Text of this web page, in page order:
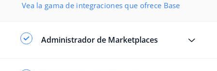
Vea la gama de integraciones que ofrece Base
Administrador de Marketplaces